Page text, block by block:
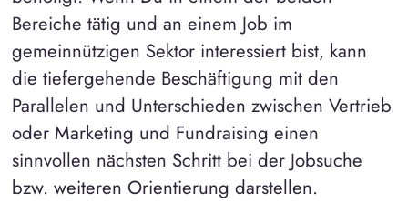
Bereiche tätig und an einem Job im
gemeinnützigen Sektor interessiert bist, kann
die tiefergehende Beschäftigung mit den
Parallelen und Unterschieden zwischen Vertrieb
oder Marketing und Fundraising einen
sinnvollen nächsten Schritt bei der Jobsuche
bzw. weiteren Orientierung darstellen.